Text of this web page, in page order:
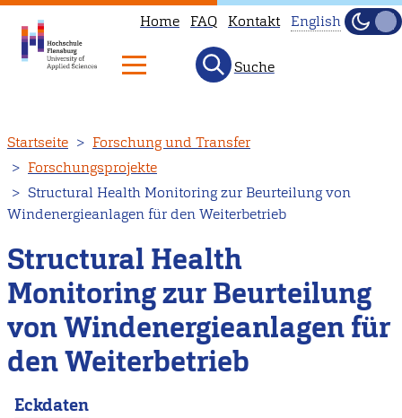
zum
Inhalt
Home FAQ Kontakt
in
our
English
English
Hell
Suche
Startseite
Forschung und Transfer
Forschungsprojekte
Structural Health Monitoring zur Beurteilung von
Windenergieanlagen für den Weiterbetrieb
Structural Health
Monitoring zur Beurteilung
von Windenergieanlagen für
den Weiterbetrieb
Eckdaten